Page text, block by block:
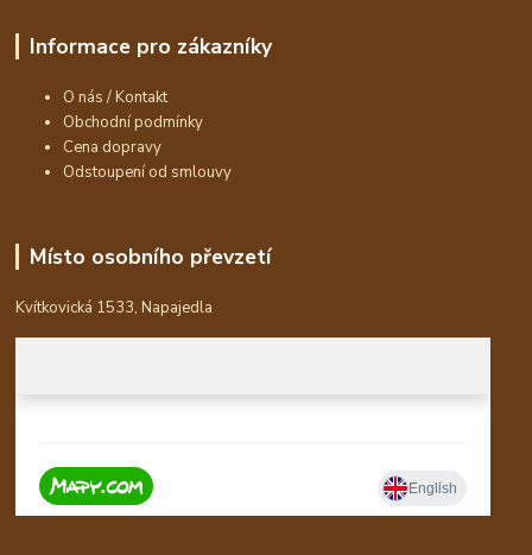
Informace pro zákazníky
O nás / Kontakt
Obchodní podmínky
Cena dopravy
Odstoupení od smlouvy
Místo osobního převzetí
Kvítkovická 1533, Napajedla